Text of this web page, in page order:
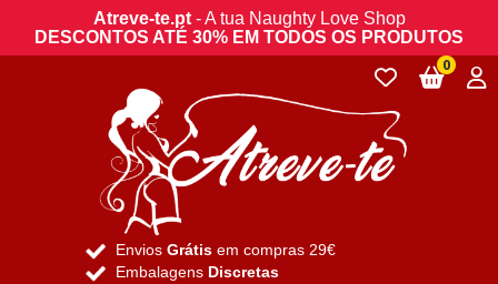
Atreve-te.pt- A tua Naughty Love Shop
DESCONTOS ATÉ 30% EM TODOS OS PRODUTOS
Envios Grátis em compras 29€
Embalagens Discretas
0